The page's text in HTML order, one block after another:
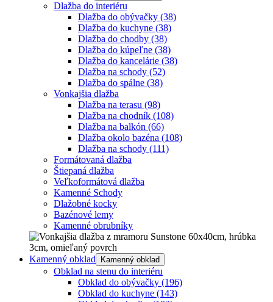
Dlažba do interiéru
Dlažba do obývačky (38)
Dlažba do kuchyne (38)
Dlažba do chodby (38)
Dlažba do kúpeľne (38)
Dlažba do kancelárie (38)
Dlažba na schody (52)
Dlažba do spálne (38)
Vonkajšia dlažba
Dlažba na terasu (98)
Dlažba na chodník (108)
Dlažba na balkón (66)
Dlažba okolo bazéna (108)
Dlažba na schody (111)
Formátovaná dlažba
Štiepaná dlažba
Veľkoformátová dlažba
Kamenné Schody
Dlažobné kocky
Bazénové lemy
Kamenné obrubníky
Kamenný obklad Kamenný obklad
Obklad na stenu do interiéru
Obklad do obývačky (196)
Obklad do kuchyne (143)